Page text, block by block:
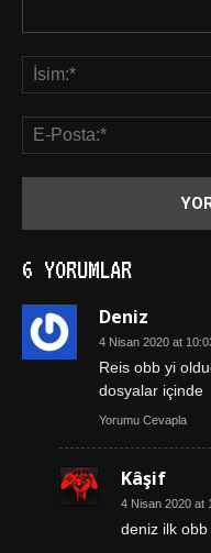
6 YORUMLAR
Deniz
4 Nisan 2020 at
Reis obb yi
dosyalar içinde
Yorumu Cevapla
Kâşif
4 Nisan 2020 at
deniz ilk obb